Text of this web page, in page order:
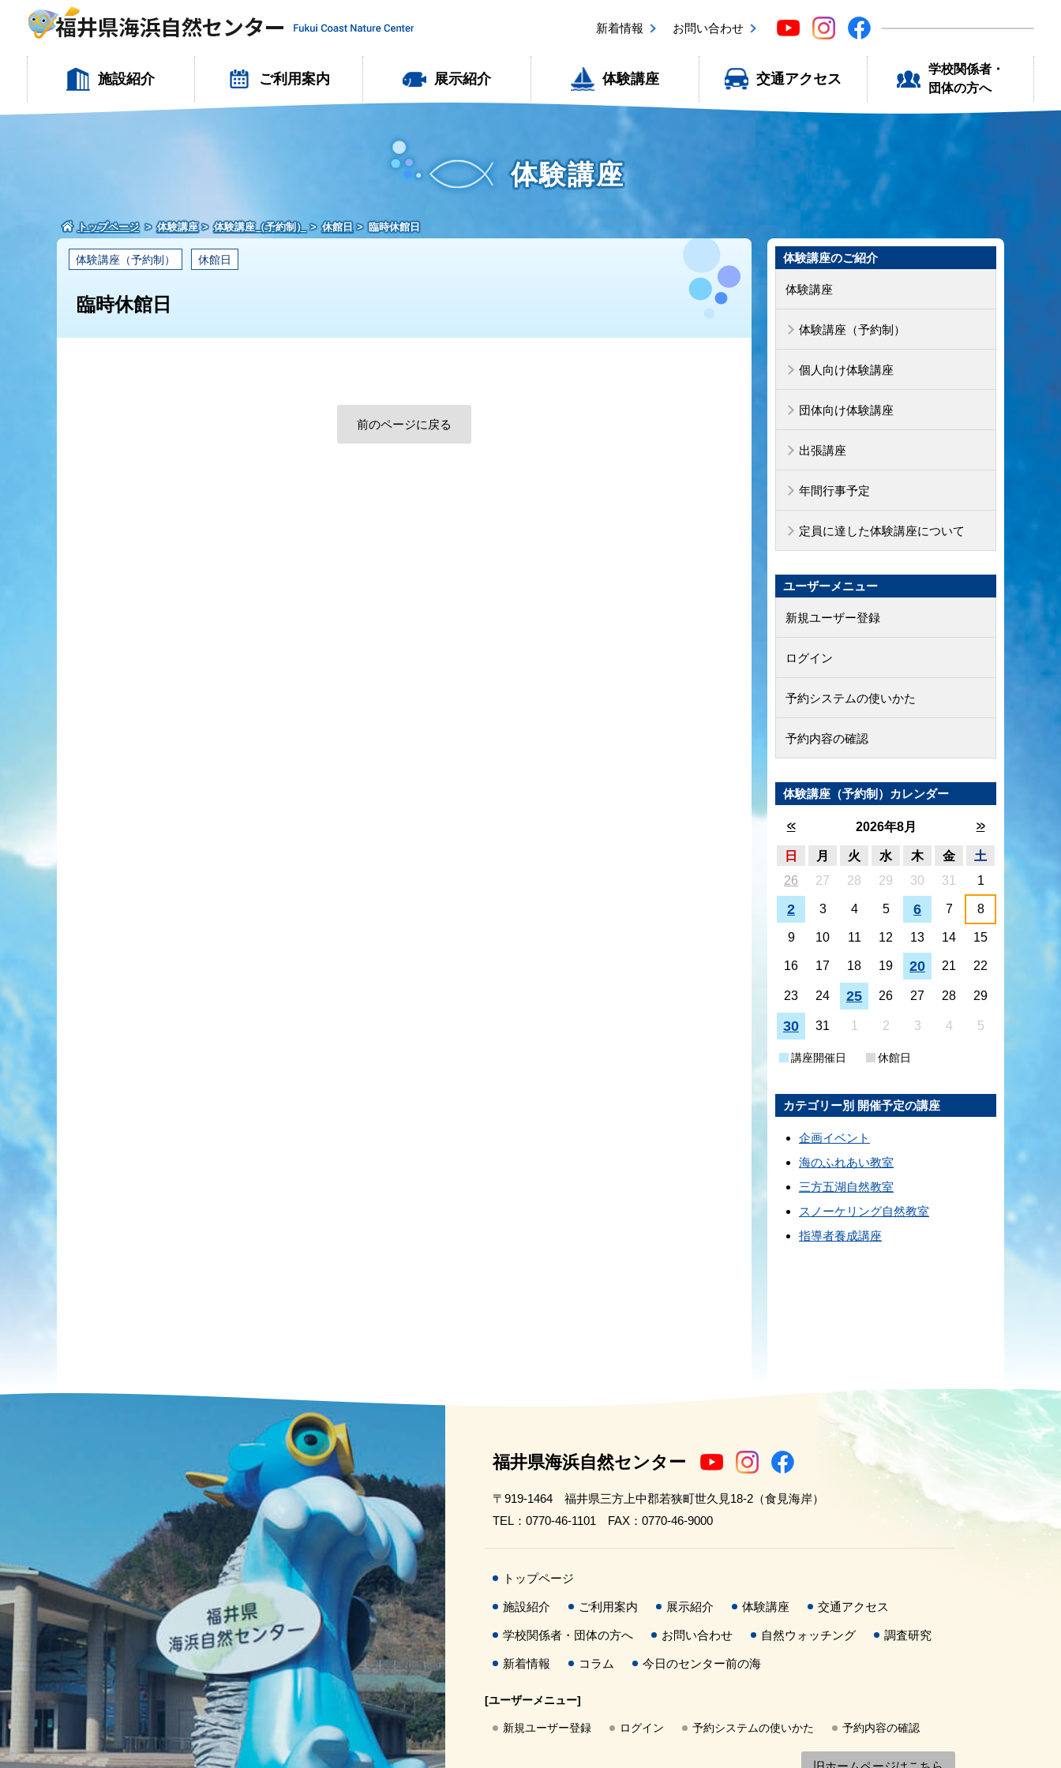
新着情報 お問い合わせ
施設紹介 ご利用案内 展示紹介 体験講座 交通アクセス
学校関係者・
団体の方へ
体験講座
トップページ 体験講座 体験講座（予約制） 休館日 臨時休館日
体験講座（予約制） 休館日
臨時休館日
前のページに戻る
体験講座のご紹介
体験講座
体験講座（予約制）
個人向け体験講座
団体向け体験講座
出張講座
年間行事予定
定員に達した体験講座について
ユーザーメニュー
新規ユーザー登録
ログイン
予約システムの使いかた
予約内容の確認
体験講座（予約制）カレンダー
<< 2026年8月 >>
日 月 火 水 木 金
土
26
27 28 29 30 31 1
2 3 4 5 6 7 8
9 10 11 12 13 14 15
16 17 18 19 20 21 22
23 24 25 26 27 28 29
30 31 1 2 3 4 5
講座開催日 休館日
カテゴリー別 開催予定の講座
企画イベント
海のふれあい教室
三方五湖自然教室
スノーケリング自然教室
指導者養成講座
福井県海浜自然センター
〒919-1464 福井県三方上中郡若狭町世久見18-2（食見海岸）
TEL：0770-46-1101 FAX：0770-46-9000
トップページ
施設紹介 ご利用案内 展示紹介 体験講座 交通アクセス
学校関係者・団体の方へ お問い合わせ 自然ウォッチング 調査研究
新着情報 コラム 今日のセンター前の海
[ユーザーメニュー]
新規ユーザー登録 ログイン 予約システムの使いかた 予約内容の確認